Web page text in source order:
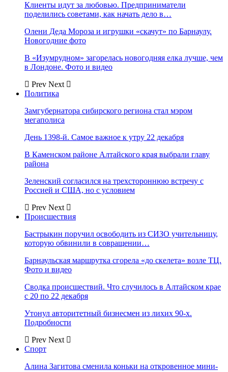
Клиенты идут за любовью. Предприниматели
поделились советами, как начать дело в…
Олени Деда Мороза и игрушки «скачут» по Барнаулу.
Новогодние фото
В «Изумрудном» загорелась новогодняя елка лучше, чем
в Лондоне. Фото и видео
Prev Next
Политика
Замгубернатора сибирского региона стал мэром
мегаполиса
День 1398-й. Самое важное к утру 22 декабря
В Каменском районе Алтайского края выбрали главу
района
Зеленский согласился на трехстороннюю встречу с
Россией и США, но с условием
Prev Next
Происшествия
Бастрыкин поручил освободить из СИЗО учительницу,
которую обвинили в совращении…
Барнаульская маршрутка сгорела «до скелета» возле ТЦ.
Фото и видео
Сводка происшествий. Что случилось в Алтайском крае
с 20 по 22 декабря
Утонул авторитетный бизнесмен из лихих 90-х.
Подробности
Prev Next
Спорт
Алина Загитова сменила коньки на откровенное мини-